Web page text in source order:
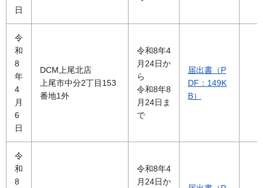
日
令
和
8
年
4
月
6
日
DCM上尾北店
上尾市中分2丁目153
番地1外
令和8年4
月24日か
ら
令和8年8
月24日ま
で
届出書（P
DF：149K
B）
令
和
8
令和8年4
月24日か